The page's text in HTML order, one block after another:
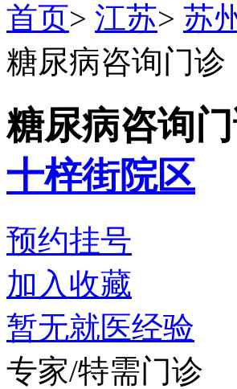
首页> 江苏> 苏
糖尿病咨询门诊
糖尿病咨询
十梓街院区
预约挂号
加入收藏
暂无就医经验
专家/特需门诊